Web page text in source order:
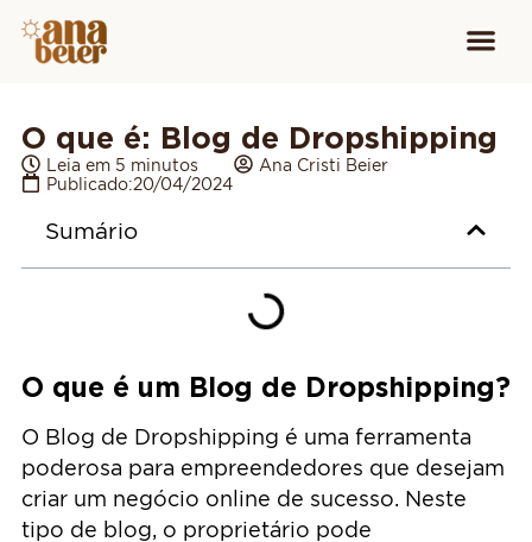
O que é: Blog de Dropshipping
Leia em 5 minutos
Ana Cristi Beier
Publicado:20/04/2024
Sumário
O que é um Blog de Dropshipping?
O Blog de Dropshipping é uma ferramenta
poderosa para empreendedores que desejam
criar um negócio online de sucesso. Neste
tipo de blog, o proprietário pode